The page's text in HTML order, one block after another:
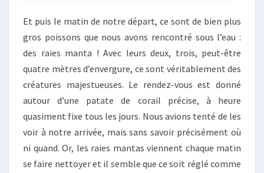
Et puis le matin de notre départ, ce sont de bien plus
gros poissons que nous avons rencontré sous l’eau :
des raies manta ! Avec leurs deux, trois, peut-être
quatre mètres d’envergure, ce sont véritablement des
créatures majestueuses. Le rendez-vous est donné
autour d’une patate de corail précise, à heure
quasiment fixe tous les jours. Nous avions tenté de les
voir à notre arrivée, mais sans savoir précisément où
ni quand. Or, les raies mantas viennent chaque matin
se faire nettoyer et il semble que ce soit réglé comme